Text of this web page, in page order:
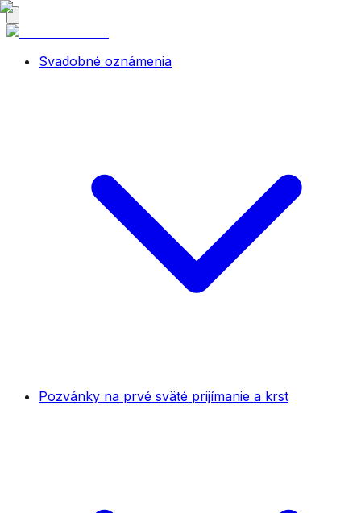
Svadobné oznámenia
Pozvánky na prvé sväté prijímanie a krst